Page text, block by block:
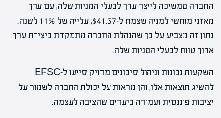
החברה ממשיכה לייצר ערך לבעלי המניות שלה, עם ערך
מאזני מוחשי למניה שצמח ל-$41.37, עלייה של 11% לשנה.
נתון זה מצביע על כך שהנהלת החברה מתמקדת ביצירת ערך
ארוך טווח לבעלי המניות שלה.
השקעות נכונות וניהול סיכונים מדויק סייעו ל-EFSC
להשיג תוצאות אלו, והן מראות על יכולת החברה לשמור על
יציבות פיננסית ועמידה ביעדים שהציבה לעצמה.